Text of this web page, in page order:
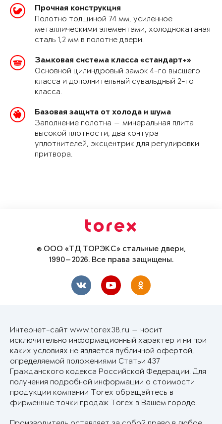
Прочная конструкция
Полотно толщиной 74 мм, усиленное
металлическими элементами, холоднокатаная
сталь 1,2 мм в полотне двери.
Замковая система класса «стандарт+»
Основной цилиндровый замок 4-го высшего
класса и дополнительный сувальдный 2-го
класса.
Базовая защита от холода и шума
Заполнение полотна — минеральная плита
высокой плотности, два контура
уплотнителей, эксцентрик для регулировки
притвора.
© ООО «ТД ТОРЭКС» стальные двери,
1990—2026. Все права защищены.
Интернет-сайт www.torex38.ru — носит
исключительно информационный характер и ни при
каких условиях не является публичной офертой,
определяемой положениями Статьи 437
Гражданского кодекса Российской Федерации. Для
получения подробной информации о стоимости
продукции компании Torex обращайтесь в
фирменные точки продаж Torex в Вашем городе.